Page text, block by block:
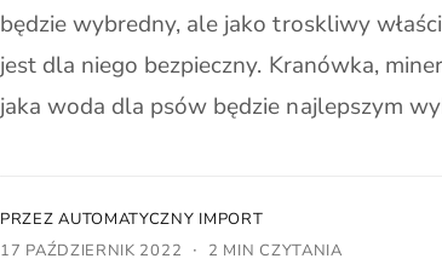
u
u
m
l
i
e
będzie wybredny, ale jako troskliwy
jest dla niego bezpieczny. Kranówka,
jaka woda dla psów będzie najlepszym
PRZEZ AUTOMATYCZNY IMPORT
17 PAŹDZIERNIK 2022
· 2 MIN CZYTANIA